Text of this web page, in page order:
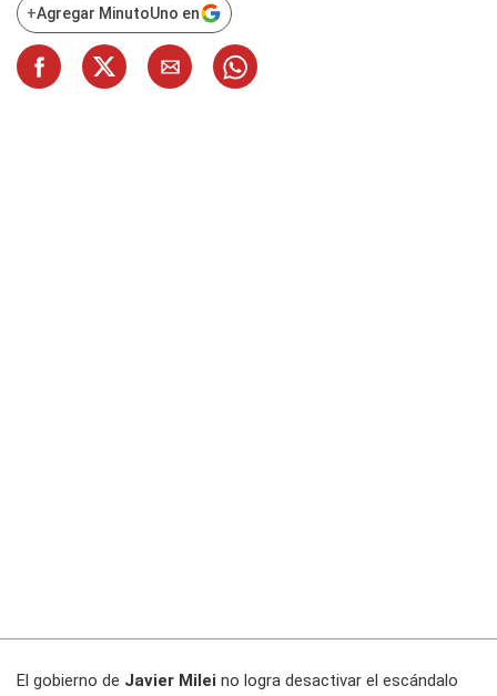
+Agregar MinutoUno en
El gobierno de Javier Milei no logra desactivar el escándalo